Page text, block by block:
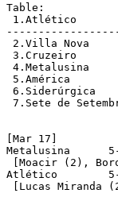
Table:
1.Atlético	    18 14  3  1  50-20  31  Champions
2.Villa Nova	    18 11  1  6  38-32  23
3.Cruzeiro	    18 10  1  7  28-20  21
4.Metalusina	    18  8  3  7  30-29  19
5.América	    18  6  1 11  21-30  13
6.Siderúrgica	    18  5  1 12  25-37  11
7.Sete de
[Mar 17]
Metalusina  	5-1  Siderúrgica
[Moacir (2),
Atlético  	5-0  Sete de Setembro
[Lucas Miranda